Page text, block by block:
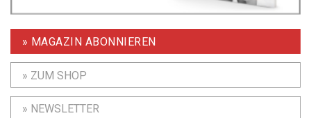
» MAGAZIN ABONNIEREN
» ZUM SHOP
» NEWSLETTER